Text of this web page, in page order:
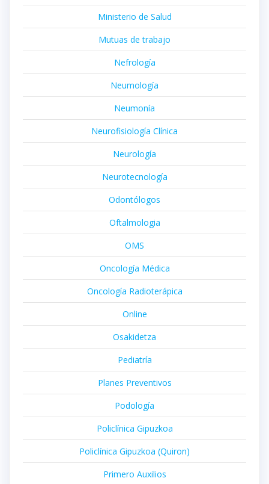
Ministerio de Salud
Mutuas de trabajo
Nefrología
Neumología
Neumonía
Neurofisiología Clínica
Neurología
Neurotecnología
Odontólogos
Oftalmologia
OMS
Oncología Médica
Oncología Radioterápica
Online
Osakidetza
Pediatría
Planes Preventivos
Podología
Policlínica Gipuzkoa
Policlínica Gipuzkoa (Quiron)
Primero Auxilios